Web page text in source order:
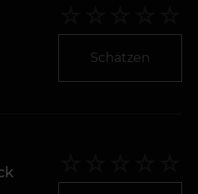
Schätzen